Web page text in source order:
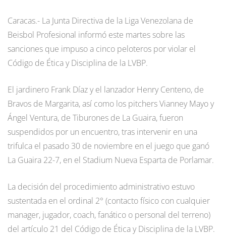
Caracas.- La Junta Directiva de la Liga Venezolana de
Beisbol Profesional informó este martes sobre las
sanciones que impuso a cinco peloteros por violar el
Código de Ética y Disciplina de la LVBP.
El jardinero Frank Díaz y el lanzador Henry Centeno, de
Bravos de Margarita, así como los pitchers Vianney Mayo y
Ángel Ventura, de Tiburones de La Guaira, fueron
suspendidos por un encuentro, tras intervenir en una
trifulca el pasado 30 de noviembre en el juego que ganó
La Guaira 22-7, en el Stadium Nueva Esparta de Porlamar.
La decisión del procedimiento administrativo estuvo
sustentada en el ordinal 2° (contacto físico con cualquier
manager, jugador, coach, fanático o personal del terreno)
del artículo 21 del Código de Ética y Disciplina de la LVBP.